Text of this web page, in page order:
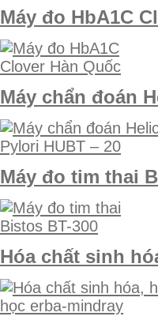
Máy đo HbA1C
Máy chẩn đoán
Máy đo tim thai
Hóa chất sinh